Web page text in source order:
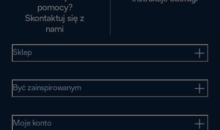
pomocy?
Skontaktuj się z
nami
Sklep
Być zainspirowanym
Moje konto